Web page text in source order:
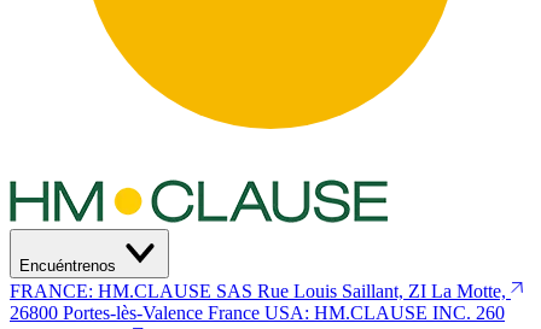
Encuéntrenos
FRANCE: HM.CLAUSE SAS Rue Louis Saillant, ZI La Motte,
26800 Portes-lès-Valence France USA: HM.CLAUSE INC. 260